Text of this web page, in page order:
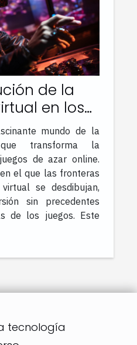
de la
en los
online
mundo de la
transforma la
de azar online.
el que las fronteras
se desdibujan,
sin precedentes
de los juegos. Este
tecnología